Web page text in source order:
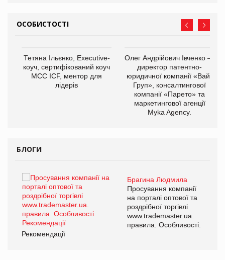
ОСОБИСТОСТІ
Тетяна Ільєнко, Executive-
коуч, сертифікований коуч
МСС ICF, ментор для
лідерів
Олег Андрійович Івченко —
директор патентно-
юридичної компанії «Вайз
Груп», консалтингової
компанії «Парето» та
маркетингової агенції
Myka Agency.
БЛОГИ
Брагина Людмила
Просування компанії
на порталі оптової та
роздрібної торгівлі
www.trademaster.ua.
правила. Особливості.
Рекомендації